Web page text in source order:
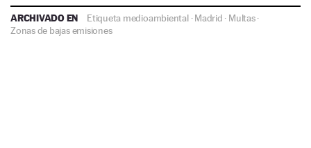
ARCHIVADO EN Etiqueta medioambiental·Madrid · Multas·
Zonas de bajas emisiones